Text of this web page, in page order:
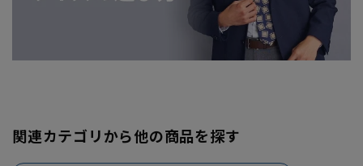
関連カテゴリから他の商品を探す